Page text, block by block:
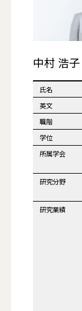
中村 浩子
氏名
英文
職階
学位
所属学会
研究分野
研究業績